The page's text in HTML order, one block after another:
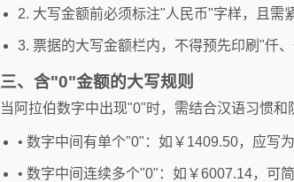
2. 大写金额前必须标注"人民币"字样，且需
3. 票据的大写金额栏内，不得预先印刷"仟、
三、含"0"金额的大写规则
当阿拉伯数字中出现"0"时，需结合汉语习惯和
• 数字中间有单个"0"：如￥1409.50，应写
• 数字中间连续多个"0"：如￥6007.14，可